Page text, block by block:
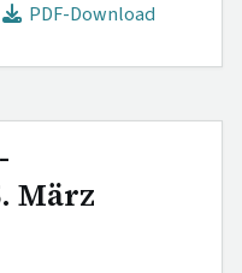
PDF-Download
März